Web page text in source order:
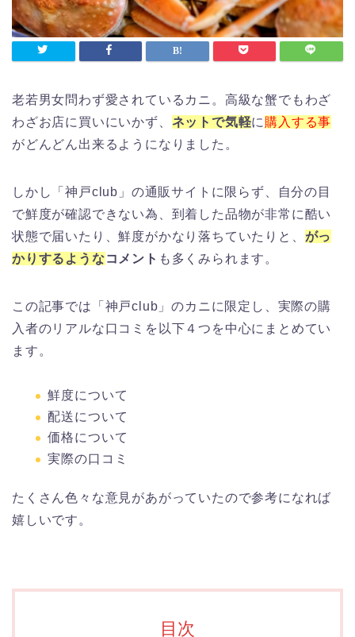
老若男女問わず愛されているカニ。高級な蟹でもわざ
わざお店に買いにいかず、 ネットで気軽に 購入する事
がどんどん出来るようになりました。
しかし「神戸club」の通販サイトに限らず、自分の目
で鮮度が確認できない為、到着した品物が非常に酷い
状態で届いたり、鮮度がかなり落ちていたりと、 がっ
かりするようなコメント も多くみられます。
この記事では「神戸club」のカニに限定し、実際の購
入者のリアルな口コミを以下４つを中心にまとめてい
ます。
鮮度について
配送について
価格について
実際の口コミ
たくさん色々な意見があがっていたので参考になれば
嬉しいです。
目次